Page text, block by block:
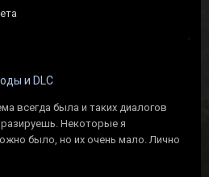
и DLC
всегда была и таких диалогов
Некоторые я
было, но их очень мало. Лично